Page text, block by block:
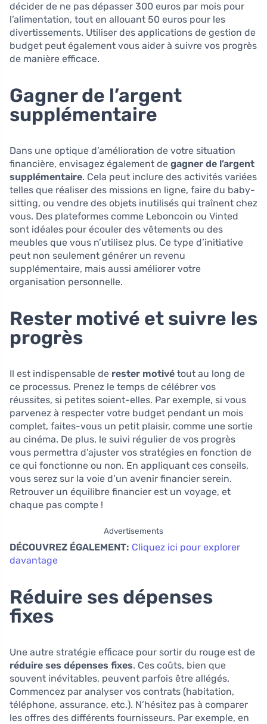
décider de ne pas dépasser 300 euros par mois pour
l’alimentation, tout en allouant 50 euros pour les
divertissements. Utiliser des applications de gestion de
budget peut également vous aider à suivre vos progrès
de manière efficace.
Gagner de l’argent
supplémentaire
Dans une optique d’amélioration de votre situation
financière, envisagez également de gagner de l’argent
supplémentaire. Cela peut inclure des activités variées
telles que réaliser des missions en ligne, faire du baby-
sitting, ou vendre des objets inutilisés qui traînent chez
vous. Des plateformes comme Leboncoin ou Vinted
sont idéales pour écouler des vêtements ou des
meubles que vous n’utilisez plus. Ce type d’initiative
peut non seulement générer un revenu
supplémentaire, mais aussi améliorer votre
organisation personnelle.
Rester motivé et suivre les
progrès
Il est indispensable de rester motivé tout au long de
ce processus. Prenez le temps de célébrer vos
réussites, si petites soient-elles. Par exemple, si vous
parvenez à respecter votre budget pendant un mois
complet, faites-vous un petit plaisir, comme une sortie
au cinéma. De plus, le suivi régulier de vos progrès
vous permettra d’ajuster vos stratégies en fonction de
ce qui fonctionne ou non. En appliquant ces conseils,
vous serez sur la voie d’un avenir financier serein.
Retrouver un équilibre financier est un voyage, et
chaque pas compte !
Advertisements
DÉCOUVREZ ÉGALEMENT: Cliquez ici pour explorer
davantage
Réduire ses dépenses
fixes
Une autre stratégie efficace pour sortir du rouge est de
réduire ses dépenses fixes. Ces coûts, bien que
souvent inévitables, peuvent parfois être allégés.
Commencez par analyser vos contrats (habitation,
téléphone, assurance, etc.). N’hésitez pas à comparer
les offres des différents fournisseurs. Par exemple, en